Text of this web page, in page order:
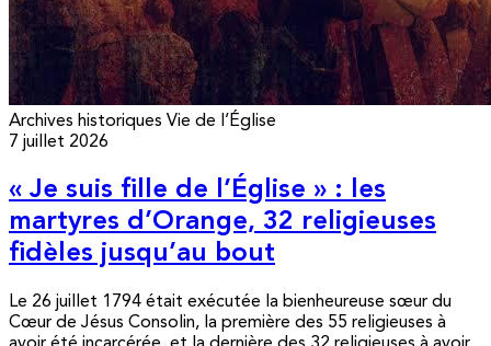
Archives historiques Vie de l’Église
7 juillet 2026
« Je suis fille de l’Église » : les
martyres d’Orange, 32 religieuses
fidèles jusqu’au bout
Le 26 juillet 1794 était exécutée la bienheureuse sœur du
Cœur de Jésus Consolin, la première des 55 religieuses à